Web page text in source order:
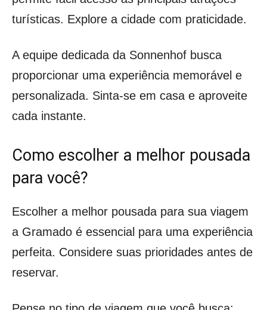
turísticas. Explore a cidade com praticidade.
A equipe dedicada da Sonnenhof busca
proporcionar uma experiência memorável e
personalizada. Sinta-se em casa e aproveite
cada instante.
Como escolher a melhor pousada
para você?
Escolher a melhor pousada para sua viagem
a Gramado é essencial para uma experiência
perfeita. Considere suas prioridades antes de
reservar.